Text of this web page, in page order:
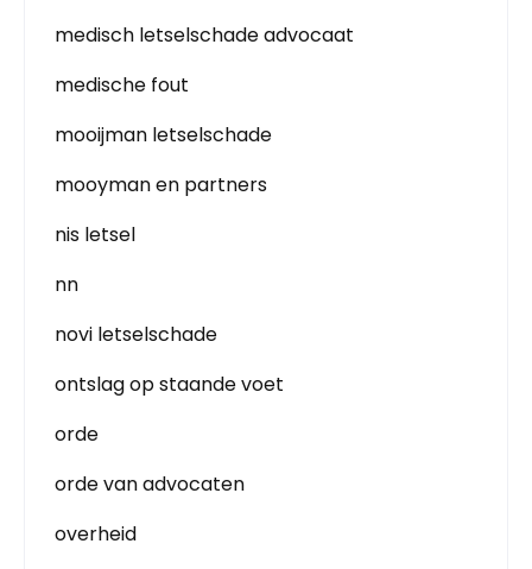
medisch letselschade advocaat
medische fout
mooijman letselschade
mooyman en partners
nis letsel
nn
novi letselschade
ontslag op staande voet
orde
orde van advocaten
overheid